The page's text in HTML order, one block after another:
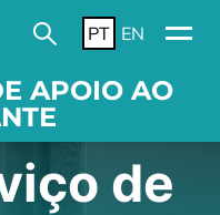
PT EN
APOIO AO
de